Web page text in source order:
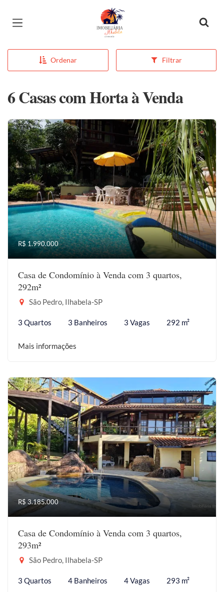
Página inicial
Ordenar Filtrar
6 Casas com Horta à Venda
R$ 1.990.000
Casa de Condomínio à Venda com 3 quartos,
292m²
São Pedro, Ilhabela-SP
3 Quartos 3 Banheiros 3 Vagas 292 m²
Mais informações
R$ 3.185.000
Casa de Condomínio à Venda com 3 quartos,
293m²
São Pedro, Ilhabela-SP
3 Quartos 4 Banheiros 4 Vagas 293 m²